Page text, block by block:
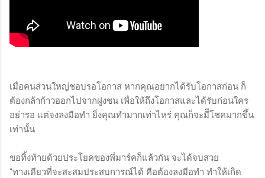
เมื่อคนส่วนใหญ่ชอบรอโอกาส หากคุณอยากได้รับโอกาสก่อน ก็
ต้องกล้าก้าวออกไปจากฝูงชน เพื่อให้ถึงโอกาสและได้รับก่อนใคร
อย่ารอ แต่จงลงมือทำ ยิ่งคุณทำมากเท่าไหร่ คุณก็จะมีีโชคมากขึ้น
เท่านั้น
ขอทิ้งท้ายด้วยประโยคของพี่มาร์คก็แล้วกัน จะได้จบสวย
"ทางเดียวที่จะสะสมประสบการณ์ได้ คือต้องลงมือทำ ทำให้เกิด